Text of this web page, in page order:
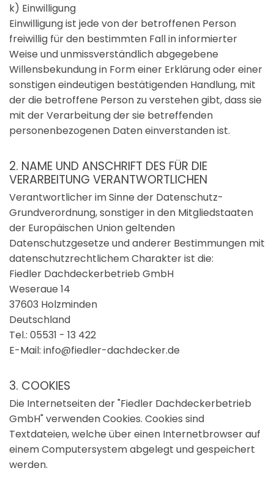
k) Einwilligung
Einwilligung ist jede von der betroffenen Person
freiwillig für den bestimmten Fall in informierter
Weise und unmissverständlich abgegebene
Willensbekundung in Form einer Erklärung oder einer
sonstigen eindeutigen bestätigenden Handlung, mit
der die betroffene Person zu verstehen gibt, dass sie
mit der Verarbeitung der sie betreffenden
personenbezogenen Daten einverstanden ist.
2. NAME UND ANSCHRIFT DES FÜR DIE
VERARBEITUNG VERANTWORTLICHEN
Verantwortlicher im Sinne der Datenschutz-
Grundverordnung, sonstiger in den Mitgliedstaaten
der Europäischen Union geltenden
Datenschutzgesetze und anderer Bestimmungen mit
datenschutzrechtlichem Charakter ist die:
Fiedler Dachdeckerbetrieb GmbH
Weseraue 14
37603 Holzminden
Deutschland
Tel.: 05531 - 13 422
E-Mail: info@fiedler-dachdecker.de
3. COOKIES
Die Internetseiten der "Fiedler Dachdeckerbetrieb
GmbH" verwenden Cookies. Cookies sind
Textdateien, welche über einen Internetbrowser auf
einem Computersystem abgelegt und gespeichert
werden.